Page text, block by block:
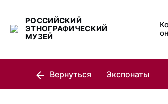
РОССИЙСКИЙ
ЭТНОГРАФИЧЕСКИЙ
МУЗЕЙ
Вернуться Экспонаты